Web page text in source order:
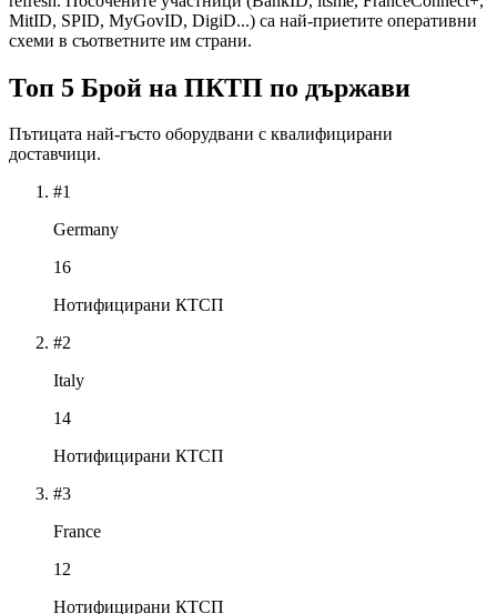
MitID, SPID, MyGovID, DigiD...) са най-приетите оперативни
схеми в съответните им страни.
Топ 5 Брой на ПКТП по държави
Пътицата най-гъсто оборудвани с квалифицирани
доставчици.
#1
Germany
16
Нотифицирани КТСП
#2
Italy
14
Нотифицирани КТСП
#3
France
12
Нотифицирани КТСП